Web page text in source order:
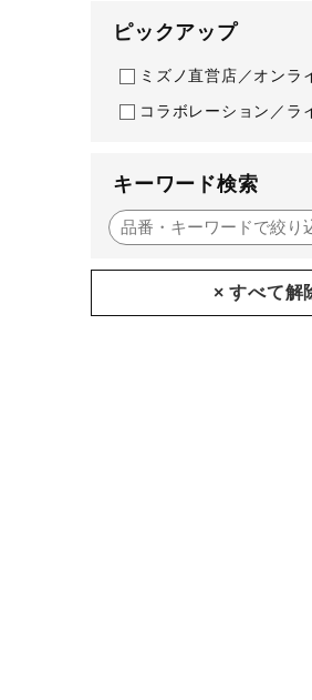
BR-D(1)
ピックアップ
ミズノ直営店／オンラ
コラボレーション／ラ
キーワード検索
× すべて解